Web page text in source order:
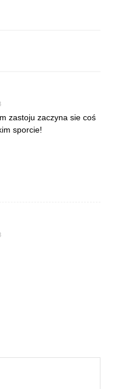
zastoju zaczyna sie coś
sporcie!